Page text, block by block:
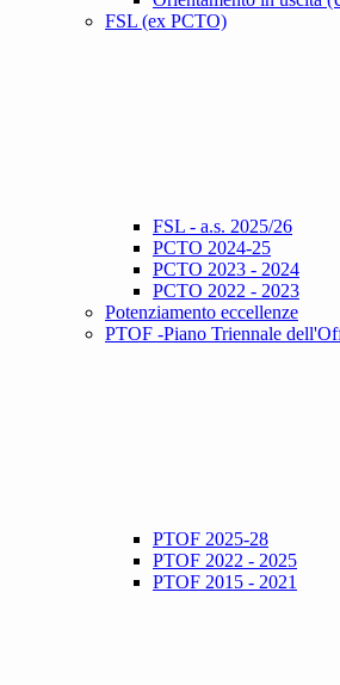
FSL (ex PCTO)
FSL - a.s. 2025/26
PCTO 2024-25
PCTO 2023 - 2024
PCTO 2022 - 2023
Potenziamento eccellenze
PTOF -Piano Triennale
PTOF 2025-28
PTOF 2022 - 2025
PTOF 2015 - 2021